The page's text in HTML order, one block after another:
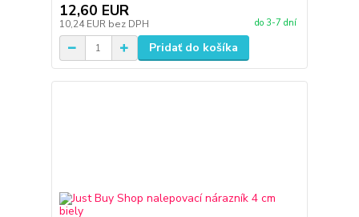
12,60 EUR
10,24 EUR bez DPH do 3-7 dní
Pridať do košíka